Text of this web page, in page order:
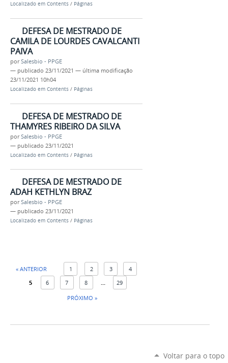
Localizado em Contents / Páginas
DEFESA DE MESTRADO DE
CAMILA DE LOURDES CAVALCANTI
PAIVA
porSalesbio - PPGE
— publicado 23/11/2021 — última modificação
23/11/2021 10h04
Localizado em Contents / Páginas
DEFESA DE MESTRADO DE
THAMYRES RIBEIRO DA SILVA
porSalesbio - PPGE
— publicado 23/11/2021
Localizado em Contents / Páginas
DEFESA DE MESTRADO DE
ADAH KETHLYN BRAZ
porSalesbio - PPGE
— publicado 23/11/2021
Localizado em Contents / Páginas
« ANTERIOR 1 2 3
4
5
6 7 8 ...
29
PRÓXIMO »
Voltar para o topo